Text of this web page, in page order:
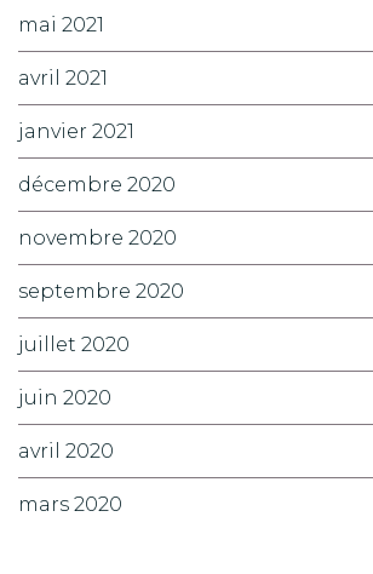
mai 2021
avril 2021
janvier 2021
décembre 2020
novembre 2020
septembre 2020
juillet 2020
juin 2020
avril 2020
mars 2020